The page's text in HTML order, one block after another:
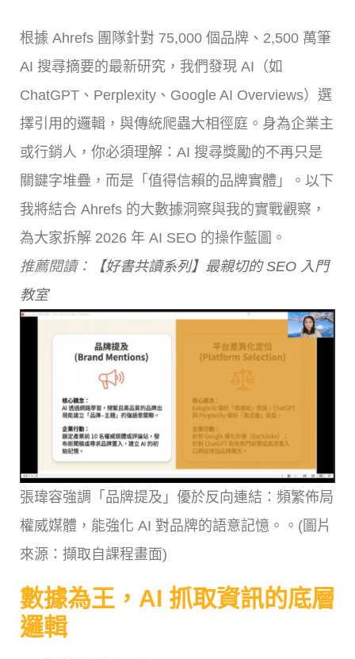
根據 Ahrefs 團隊針對 75,000 個品牌、2,500 萬筆
AI 搜尋摘要的最新研究，我們發現 AI（如
ChatGPT、Perplexity、Google AI Overviews）選
擇引用的邏輯，與傳統爬蟲大相徑庭。身為企業主
或行銷人，你必須理解：AI 搜尋獎勵的不再只是
關鍵字堆疊，而是「值得信賴的品牌實體」。以下
我將結合 Ahrefs 的大數據洞察與我的實戰觀察，
為大家拆解 2026 年 AI SEO 的操作藍圖。
推薦閱讀：
【好書共讀系列】最親切的 SEO 入門
教室
張瑋容強調「品牌提及」優於反向連結：頻繁佈局
權威媒體，能強化 AI 對品牌的語意記憶。。(圖片
來源：擷取自課程畫面)
數據為王，AI 抓取資訊的底層
邏輯